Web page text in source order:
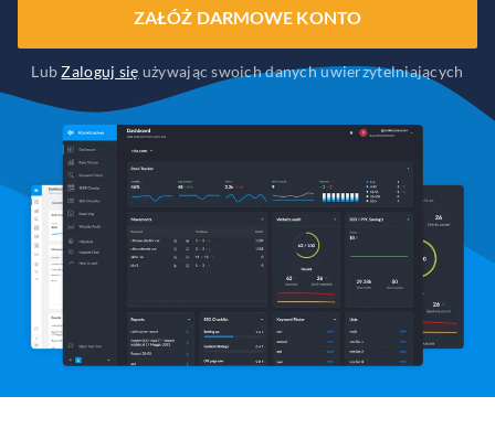
ZAŁÓŻ DARMOWE KONTO
LubZaloguj się używając swoich danych uwierzytelniających